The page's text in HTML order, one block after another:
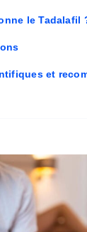
le Tadalafil
et